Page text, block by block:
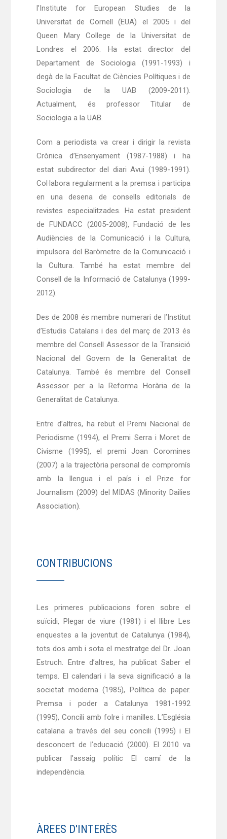
l’Institute for European Studies de la
Universitat de Cornell (EUA) el 2005 i del
Queen Mary College de la Universitat de
Londres el 2006. Ha estat director del
Departament de Sociologia (1991-1993) i
degà de la Facultat de Ciències Polítiques i de
Sociologia de la UAB (2009-2011).
Actualment, és professor Titular de
Sociologia a la UAB.
Com a periodista va crear i dirigir la revista
Crònica d’Ensenyament (1987-1988) i ha
estat subdirector del diari Avui (1989-1991).
Col·labora regularment a la premsa i participa
en una desena de consells editorials de
revistes especialitzades. Ha estat president
de FUNDACC (2005-2008), Fundació de les
Audiències de la Comunicació i la Cultura,
impulsora del Baròmetre de la Comunicació i
la Cultura. També ha estat membre del
Consell de la Informació de Catalunya (1999-
2012).
Des de 2008 és membre numerari de l’Institut
d’Estudis Catalans i des del març de 2013 és
membre del Consell Assessor de la Transició
Nacional del Govern de la Generalitat de
Catalunya. També és membre del Consell
Assessor per a la Reforma Horària de la
Generalitat de Catalunya.
Entre d’altres, ha rebut el Premi Nacional de
Periodisme (1994), el Premi Serra i Moret de
Civisme (1995), el premi Joan Coromines
(2007) a la trajectòria personal de compromís
amb la llengua i el país i el Prize for
Journalism (2009) del MIDAS (Minority Dailies
Association).
CONTRIBUCIONS
Les primeres publicacions foren sobre el
suïcidi, Plegar de viure (1981) i el llibre Les
enquestes a la joventut de Catalunya (1984),
tots dos amb i sota el mestratge del Dr. Joan
Estruch. Entre d’altres, ha publicat Saber el
temps. El calendari i la seva significació a la
societat moderna (1985), Política de paper.
Premsa i poder a Catalunya 1981-1992
(1995), Concili amb folre i manilles. L’Església
catalana a través del seu concili (1995) i El
desconcert de l’educació (2000). El 2010 va
publicar l’assaig polític El camí de la
independència.
ÀREES D'INTERÈS